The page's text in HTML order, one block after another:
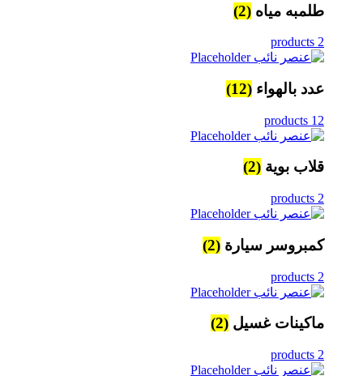
طلمبه مياه (2)
2 products
عدد بالهواء (12)
12 products
قلاب بوية (2)
2 products
كمبروسر سيارة (2)
2 products
ماكينات غسيل (2)
2 products